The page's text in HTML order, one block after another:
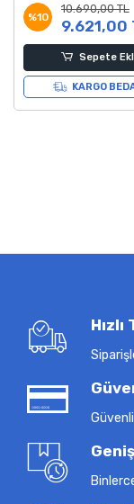
%10
10.690,00 TL
9.621,00
Sepete
KARGO